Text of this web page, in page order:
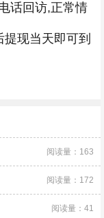
话回访,正常情
现当天即可到
阅读量：163
阅读量：172
阅读量：41